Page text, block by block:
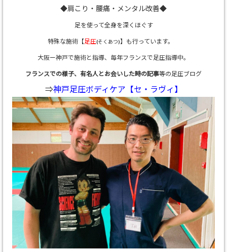
◆肩こり・腰痛・メンタル改善◆
足を使って全身を深くほぐす
特殊な施術【足圧(そくあつ)】も行っています。
大阪ー神戸で施術と指導、 毎年フランスで足圧指導中。
フランスでの様子、有名人とお会いした時の記事等の足圧ブログ
⇒神戸足圧ボディケア【セ・ラヴィ】